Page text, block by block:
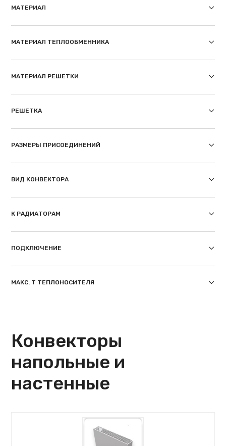
МАТЕРИАЛ
МАТЕРИАЛ ТЕПЛООБМЕННИКА
МАТЕРИАЛ РЕШЕТКИ
РЕШЕТКА
РАЗМЕРЫ ПРИСОЕДИНЕНИЙ
ВИД КОНВЕКТОРА
К РАДИАТОРАМ
ПОДКЛЮЧЕНИЕ
МАКС. T ТЕПЛОНОСИТЕЛЯ
Конвекторы
напольные и
настенные